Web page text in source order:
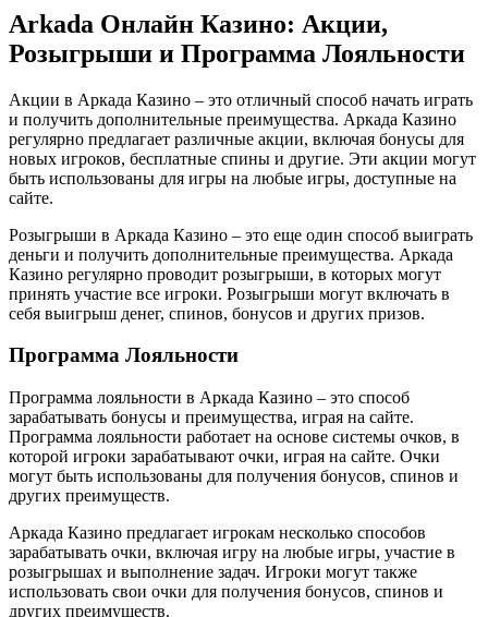
Arkada Онлайн Казино: Акции,
Розыгрыши и Программа Лояльности
Акции в Аркада Казино – это отличный способ начать играть
и получить дополнительные преимущества. Аркада Казино
регулярно предлагает различные акции, включая бонусы для
новых игроков, бесплатные спины и другие. Эти акции могут
быть использованы для игры на любые игры, доступные на
сайте.
Розыгрыши в Аркада Казино – это еще один способ выиграть
деньги и получить дополнительные преимущества. Аркада
Казино регулярно проводит розыгрыши, в которых могут
принять участие все игроки. Розыгрыши могут включать в
себя выигрыш денег, спинов, бонусов и других призов.
Программа Лояльности
Программа лояльности в Аркада Казино – это способ
зарабатывать бонусы и преимущества, играя на сайте.
Программа лояльности работает на основе системы очков, в
которой игроки зарабатывают очки, играя на сайте. Очки
могут быть использованы для получения бонусов, спинов и
других преимуществ.
Аркада Казино предлагает игрокам несколько способов
зарабатывать очки, включая игру на любые игры, участие в
розыгрышах и выполнение задач. Игроки могут также
использовать свои очки для получения бонусов, спинов и
других преимуществ.